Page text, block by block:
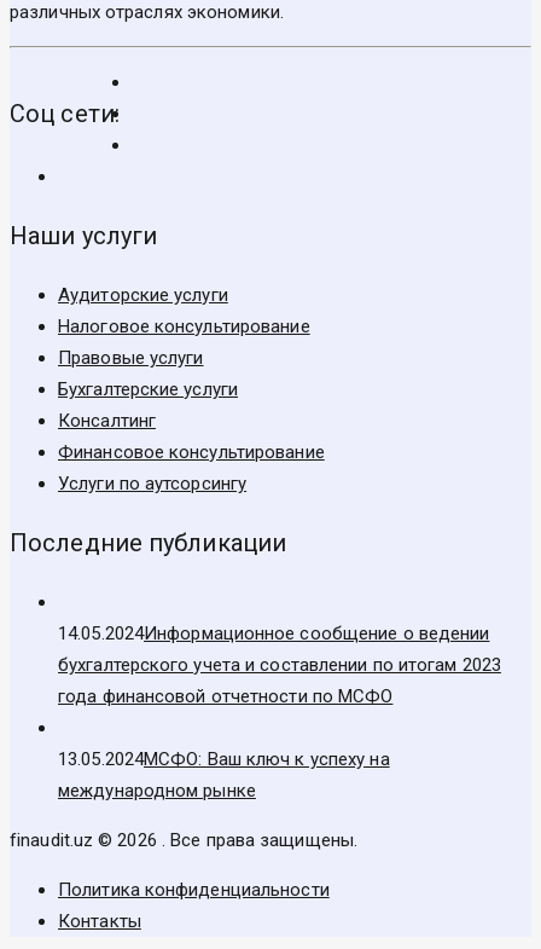
различных отраслях экономики.
Соц сети:
Наши услуги
Аудиторские услуги
Налоговое консультирование
Правовые услуги
Бухгалтерские услуги
Консалтинг
Финансовое консультирование
Услуги по аутсорсингу
Последние публикации
14.05.2024Информационное сообщение о ведении
бухгалтерского учета и составлении по итогам 2023
года финансовой отчетности по МСФО
13.05.2024МСФО: Ваш ключ к успеху на
международном рынке
finaudit.uz © 2026 . Все права защищены.
Политика конфиденциальности
Контакты